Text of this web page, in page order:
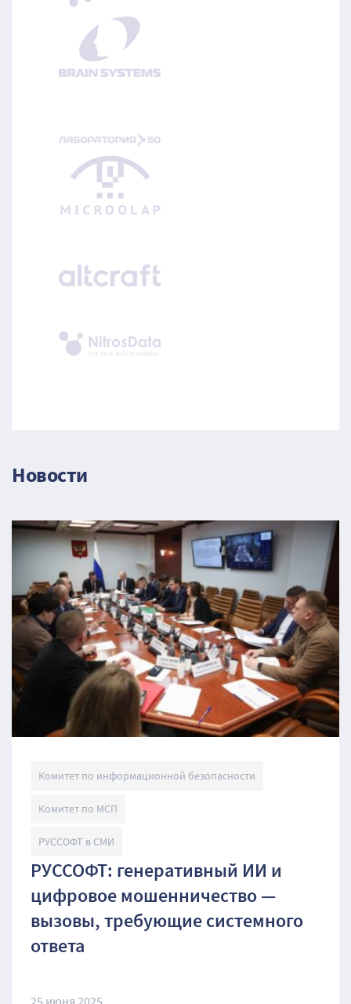
Новости
Комитет по информационной безопасности
Комитет по МСП
РУССОФТ в СМИ
РУССОФТ: генеративный ИИ и
цифровое мошенничество —
вызовы, требующие системного
ответа